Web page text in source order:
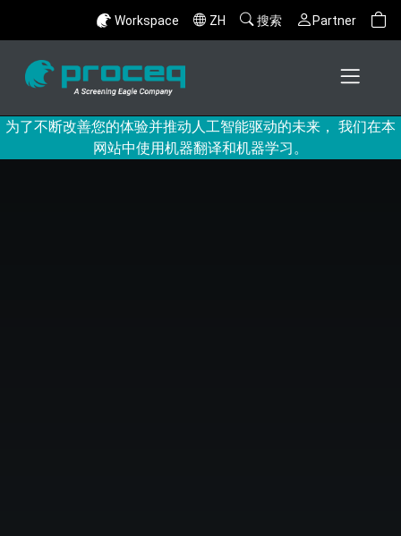
Workspace ZH 搜索 Partner
为了不断改善您的体验并推动人工智能驱动的未来， 我们在本
网站中使用机器翻译和机器学习。